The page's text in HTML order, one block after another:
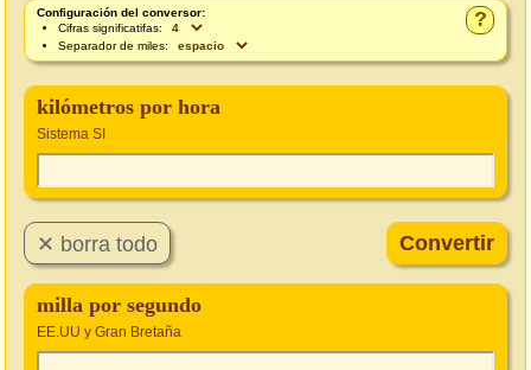
?
Configuración del conversor:
Cifras significatifas:
Separador de miles:
kilómetros por hora
Sistema SI
milla por segundo
EE.UU y Gran Bretaña